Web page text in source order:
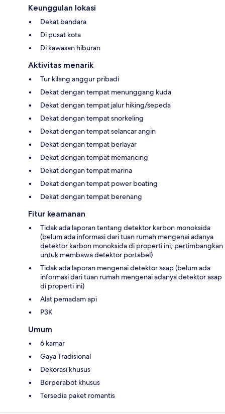
Keunggulan lokasi
Dekat bandara
Di pusat kota
Di kawasan hiburan
Aktivitas menarik
Tur kilang anggur pribadi
Dekat dengan tempat menunggang kuda
Dekat dengan tempat jalur hiking/sepeda
Dekat dengan tempat snorkeling
Dekat dengan tempat selancar angin
Dekat dengan tempat berlayar
Dekat dengan tempat memancing
Dekat dengan tempat marina
Dekat dengan tempat power boating
Dekat dengan tempat berenang
Fitur keamanan
Tidak ada laporan tentang detektor karbon monoksida
(belum ada informasi dari tuan rumah mengenai adanya
detektor karbon monoksida di properti ini; pertimbangkan
untuk membawa detektor portabel)
Tidak ada laporan mengenai detektor asap (belum ada
informasi dari tuan rumah mengenai adanya detektor asap
di properti ini)
Alat pemadam api
P3K
Umum
6 kamar
Gaya Tradisional
Dekorasi khusus
Berperabot khusus
Tersedia paket romantis